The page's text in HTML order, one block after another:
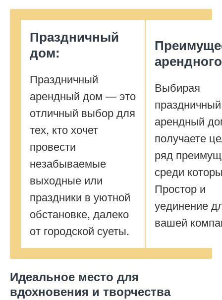
Праздничный
дом:
Праздничный
арендный дом — это
отличный выбор для
тех, кто хочет
провести
незабываемые
выходные или
праздники в уютной
обстановке, далеко
от городской суеты.
арендного
Выбирая
праздничный
арендный
получаете
ряд
среди
Простор и
уединение
вашей
Идеальное место для
вдохновения и творчества